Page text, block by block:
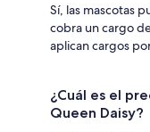
Sí, las mascotas
cobra un cargo
aplican cargos
¿Cuál es el
Queen Daisy?